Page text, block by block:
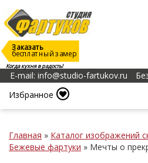
Когда кухня в радость!
Заказать
бесплатный замер
E-mail: info@studio-fartukov.ru
Избранное
Главная » Каталог изображений
Бежевые фартуки » Мечты о